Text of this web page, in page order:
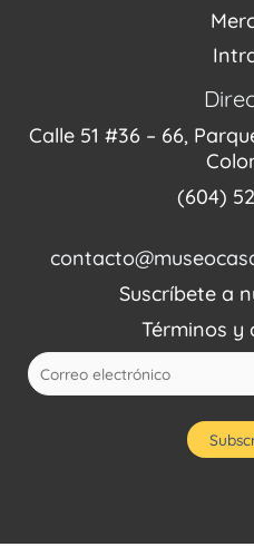
Calle 51 #36 – 66,
(604)
Suscríbete a
Términos y